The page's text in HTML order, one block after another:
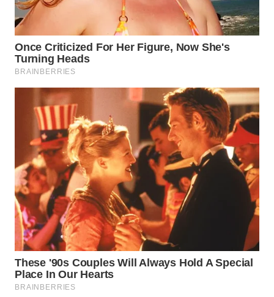
INDRAMAYU
WN
WN
MAJALENGKA
WN
SUBANG
WN
SUKABUMI
WN
PURWAKARTA